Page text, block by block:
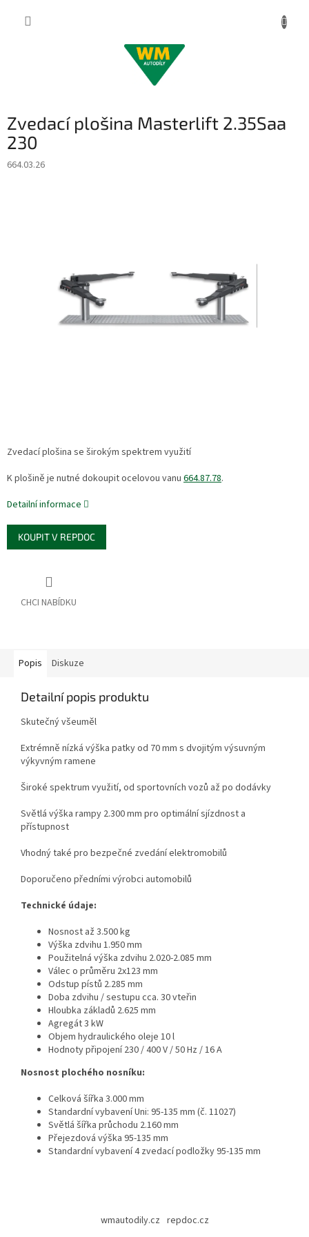
Zvedací plošina Masterlift 2.35Saa
230
664.03.26
Zvedací plošina se širokým spektrem využití
K plošině je nutné dokoupit ocelovou vanu 664.87.78.
Detailní informace
KOUPIT V REPDOC
Popis Diskuze
Detailní popis produktu
Skutečný všeuměl
Extrémně nízká výška patky od 70 mm s dvojitým výsuvným
výkyvným ramene
Široké spektrum využití, od sportovních vozů až po dodávky
Světlá výška rampy 2.300 mm pro optimální sjízdnost a
přístupnost
Vhodný také pro bezpečné zvedání elektromobilů
Doporučeno předními výrobci automobilů
Technické údaje:
Nosnost až 3.500 kg
Výška zdvihu 1.950 mm
Použitelná výška zdvihu 2.020-2.085 mm
Válec o průměru 2x123 mm
Odstup pístů 2.285 mm
Doba zdvihu / sestupu cca. 30 vteřin
Hloubka základů 2.625 mm
Agregát 3 kW
Objem hydraulického oleje 10 l
Hodnoty připojení 230 / 400 V / 50 Hz / 16 A
Nosnost plochého nosníku:
Celková šířka 3.000 mm
Standardní vybavení Uni: 95-135 mm (č. 11027)
Světlá šířka průchodu 2.160 mm
Přejezdová výška 95-135 mm
Standardní vybavení 4 zvedací podložky 95-135 mm
wmautodily.cz repdoc.cz